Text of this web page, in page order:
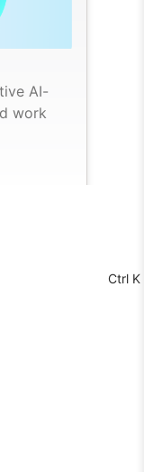
AI-
work
Ctrl K